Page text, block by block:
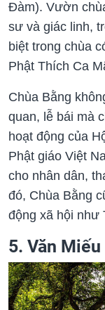
Đàm). Vườn
sư và giác linh,
biệt trong chùa
Phật Thích Ca
Chùa Bằng
quan, lễ bái mà
hoạt động của
Phật giáo Việt
cho nhân dân,
đó, Chùa Bằng
động xã hội như
5. Văn